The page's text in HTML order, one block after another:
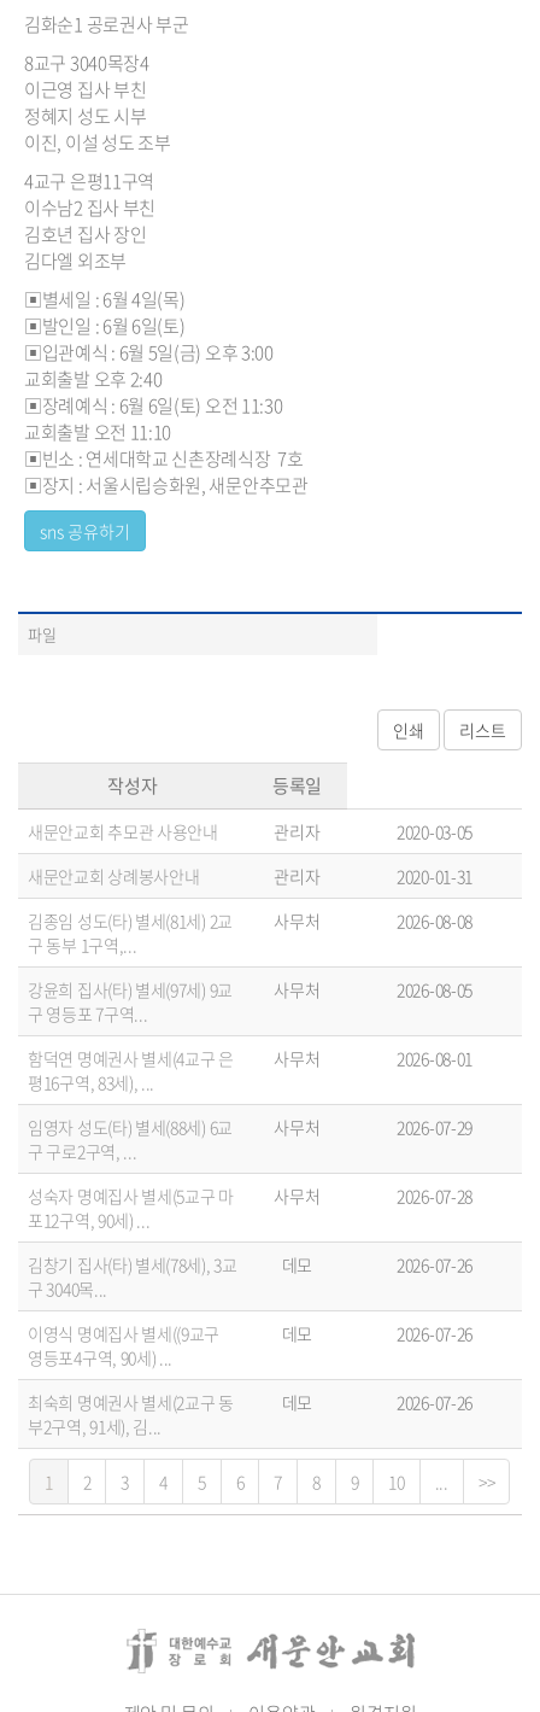
김화순1 공로권사 부군
8교구 3040목장4
이근영 집사 부친
정혜지 성도 시부
이진, 이설 성도 조부
4교구 은평11구역
이수남2 집사 부친
김호년 집사 장인
김다엘 외조부
▣별세일 : 6월 4일(목)
▣발인일 : 6월 6일(토)
▣입관예식 : 6월 5일(금) 오후 3:00
교회출발 오후 2:40
▣장례예식 : 6월 6일(토) 오전 11:30
교회출발 오전 11:10
▣빈소 : 연세대학교 신촌장례식장 7호
▣장지 : 서울시립승화원, 새문안추모관
파일
작성자 등록일
새문안교회 추모관 사용안내 관리자
2020-03-05
새문안교회 상례봉사안내
관리자
2020-01-31
김종임 성도(타) 별세(81세) 2교
구 동부 1구역,...
사무처 2026-08-08
강윤희 집사(타) 별세(97세) 9교
구 영등포 7구역...
사무처 2026-08-05
함덕연 명예권사 별세(4교구 은
평16구역, 83세), ...
사무처 2026-08-01
임영자 성도(타) 별세(88세) 6교
구 구로2구역, ...
사무처 2026-07-29
성숙자 명예집사 별세(5교구 마
포12구역, 90세) ...
사무처 2026-07-28
김창기 집사(타) 별세(78세), 3교
구 3040목...
데모 2026-07-26
이영식 명예집사 별세((9교구
영등포4구역, 90세) ...
데모 2026-07-26
최숙희 명예권사 별세(2교구 동
부2구역, 91세), 김...
데모 2026-07-26
1 2 3 4 5 6 7 8 9 10 ... >>